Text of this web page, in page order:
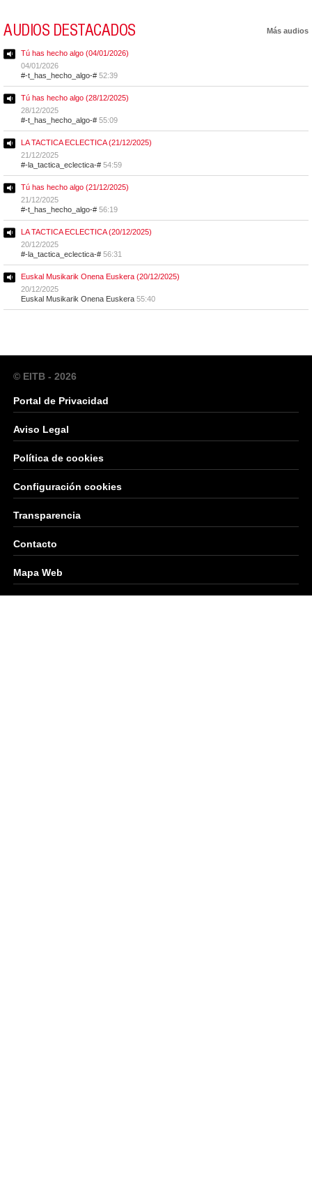
AUDIOS DESTACADOS Más audios
Tú has hecho algo (04/01/2026)
04/01/2026
#-t_has_hecho_algo-# 52:39
Tú has hecho algo (28/12/2025)
28/12/2025
#-t_has_hecho_algo-# 55:09
LA TACTICA ECLECTICA (21/12/2025)
21/12/2025
#-la_tactica_eclectica-# 54:59
Tú has hecho algo (21/12/2025)
21/12/2025
#-t_has_hecho_algo-# 56:19
LA TACTICA ECLECTICA (20/12/2025)
20/12/2025
#-la_tactica_eclectica-# 56:31
Euskal Musikarik Onena Euskera (20/12/2025)
20/12/2025
Euskal Musikarik Onena Euskera 55:40
© EITB - 2026
Portal de Privacidad
Aviso Legal
Política de cookies
Configuración cookies
Transparencia
Contacto
Mapa Web